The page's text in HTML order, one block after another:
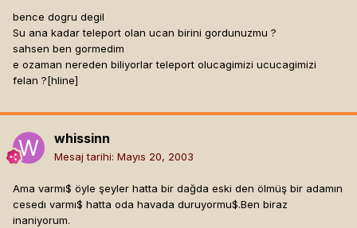
bence dogru degil
Su ana kadar teleport olan ucan birini gordunuzmu ?
sahsen ben gormedim
e ozaman nereden biliyorlar teleport olucagimizi ucucagimizi
felan ?[hline]
whissinn
Mesaj tarihi: Mayıs 20, 2003
Ama varmı$ öyle şeyler hatta bir dağda eski den ölmüş bir adamın
cesedı varmı$ hatta oda havada duruyormu$.Ben biraz
inaniyorum.